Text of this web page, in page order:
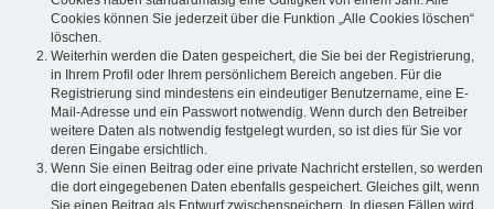
Cookies können Sie jederzeit über die Funktion „Alle Cookies löschen“
löschen.
Weiterhin werden die Daten gespeichert, die Sie bei der Registrierung,
in Ihrem Profil oder Ihrem persönlichem Bereich angeben. Für die
Registrierung sind mindestens ein eindeutiger Benutzername, eine E-
Mail-Adresse und ein Passwort notwendig. Wenn durch den Betreiber
weitere Daten als notwendig festgelegt wurden, so ist dies für Sie vor
deren Eingabe ersichtlich.
Wenn Sie einen Beitrag oder eine private Nachricht erstellen, so werden
die dort eingegebenen Daten ebenfalls gespeichert. Gleiches gilt, wenn
Sie einen Beitrag als Entwurf zwischenspeichern. In diesen Fällen wird